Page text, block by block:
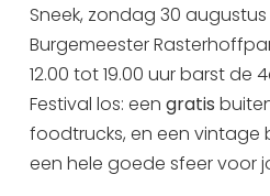
Veel bezochte pagina's:
Vakantie vieren in Sneek
Uitgaan in Sneek
Sneek, zondag 30
Burgemeester
12.00 tot 19.00 uur barst de
Festival los: eengratis
foodtrucks, en een vintage
een hele goede sfeer voor